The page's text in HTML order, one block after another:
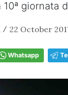
giornata
/ 22 October
Whatsapp